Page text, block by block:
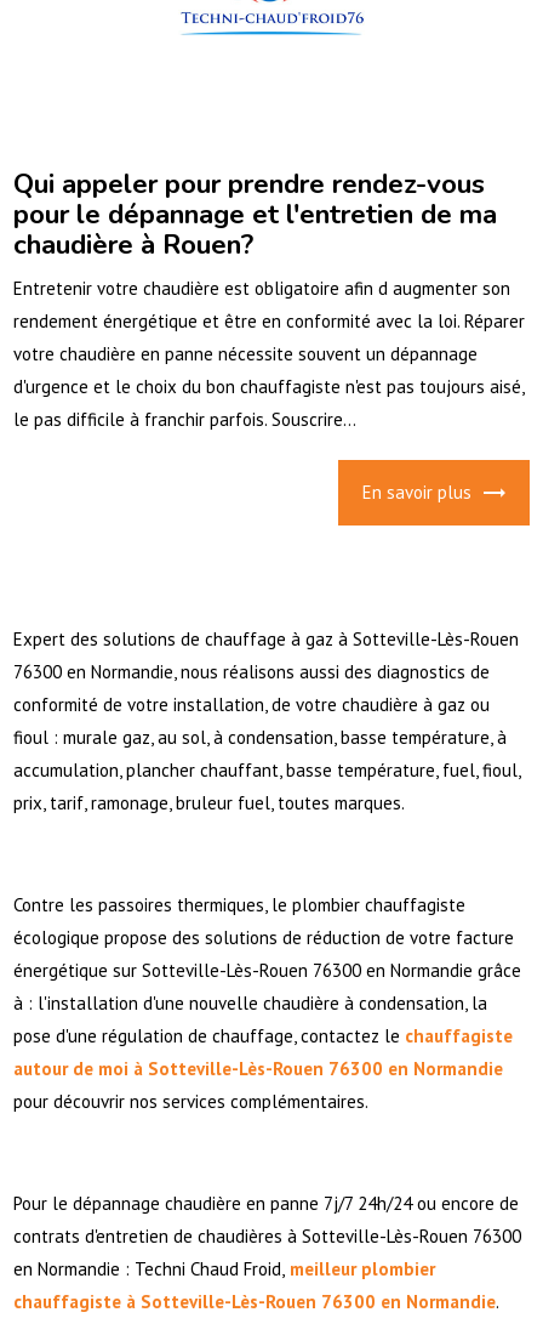
Qui appeler pour prendre rendez-vous
pour le dépannage et l'entretien de ma
chaudière à Rouen?
Entretenir votre chaudière est obligatoire afin d augmenter son
rendement énergétique et être en conformité avec la loi. Réparer
votre chaudière en panne nécessite souvent un dépannage
d'urgence et le choix du bon chauffagiste n'est pas toujours aisé,
le pas difficile à franchir parfois. Souscrire...
En savoir plus
Expert des solutions de chauffage à gaz à Sotteville-Lès-Rouen
76300 en Normandie, nous réalisons aussi des diagnostics de
conformité de votre installation, de votre chaudière à gaz ou
fioul : murale gaz, au sol, à condensation, basse température, à
accumulation, plancher chauffant, basse température, fuel, fioul,
prix, tarif, ramonage, bruleur fuel, toutes marques.
Contre les passoires thermiques, le plombier chauffagiste
écologique propose des solutions de réduction de votre facture
énergétique sur Sotteville-Lès-Rouen 76300 en Normandie grâce
à : l'installation d'une nouvelle chaudière à condensation, la
pose d'une régulation de chauffage, contactez le chauffagiste
autour de moi à Sotteville-Lès-Rouen 76300 en Normandie
pour découvrir nos services complémentaires.
Pour le dépannage chaudière en panne 7j/7 24h/24 ou encore de
contrats d'entretien de chaudières à Sotteville-Lès-Rouen 76300
en Normandie : Techni Chaud Froid, meilleur plombier
chauffagiste à Sotteville-Lès-Rouen 76300 en Normandie.